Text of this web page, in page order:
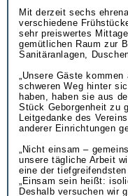
Mit derzeit sechs
verschiedene
sehr preiswertes
gemütlichen Raum zur
Sanitäranlagen,
„Unsere Gäste
schweren Weg hinter
haben, haben sie aus
Stück Geborgenheit zu
Leitgedanke des
anderer Einrichtungen
„Nicht einsam –
unsere tägliche Arbeit
eine der
„Einsam sein heißt:
Deshalb versuchen wir